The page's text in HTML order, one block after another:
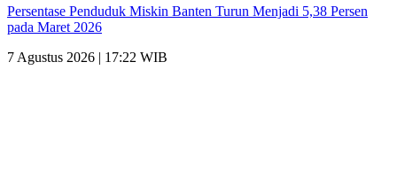
Persentase Penduduk Miskin Banten Turun Menjadi 5,38 Persen
pada Maret 2026
7 Agustus 2026 | 17:22 WIB